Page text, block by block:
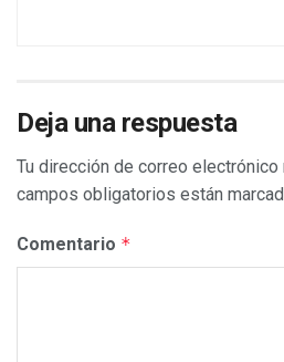
Deja una respuesta
Tu dirección de correo electrónico
campos obligatorios están
Comentario *